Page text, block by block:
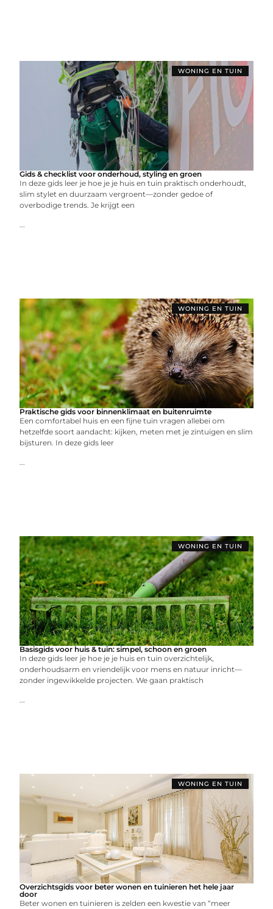
WONING EN TUIN
Gids & checklist voor onderhoud, styling en groen
In deze gids leer je hoe je je huis en tuin praktisch onderhoudt,
slim stylet en duurzaam vergroent—zonder gedoe of
overbodige trends. Je krijgt een
...
WONING EN TUIN
Praktische gids voor binnenklimaat en buitenruimte
Een comfortabel huis en een fijne tuin vragen allebei om
hetzelfde soort aandacht: kijken, meten met je zintuigen en slim
bijsturen. In deze gids leer
...
WONING EN TUIN
Basisgids voor huis & tuin: simpel, schoon en groen
In deze gids leer je hoe je je huis en tuin overzichtelijk,
onderhoudsarm en vriendelijk voor mens en natuur inricht—
zonder ingewikkelde projecten. We gaan praktisch
...
WONING EN TUIN
Overzichtsgids voor beter wonen en tuinieren het hele jaar
door
Beter wonen en tuinieren is zelden een kwestie van “meer